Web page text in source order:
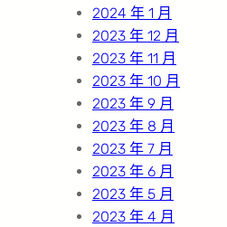
2024 年 1 月
2023 年 12 月
2023 年 11 月
2023 年 10 月
2023 年 9 月
2023 年 8 月
2023 年 7 月
2023 年 6 月
2023 年 5 月
2023 年 4 月